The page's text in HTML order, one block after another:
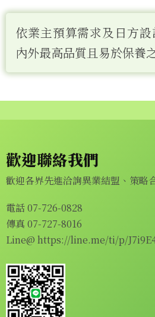
依業主預算需求及日方
內外最高品質且易於保養
歡迎聯絡我們
歡迎各界先進洽詢異業結盟、策略
電話 07-726-0828
傳真 07-727-8016
Line@ https://line.me/ti/p/